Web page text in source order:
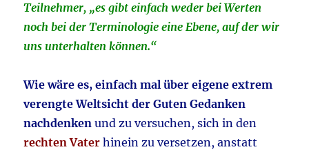
Teilnehmer, „es gibt einfach weder bei Werten
noch bei der Terminologie eine Ebene, auf der wir
uns unterhalten können.“
Wie wäre es, einfach mal über eigene extrem
verengte Weltsicht der Guten Gedanken
nachdenken und zu versuchen, sich in den
rechten Vater hinein zu versetzen, anstatt